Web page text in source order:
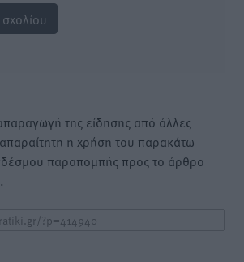
της είδησης από άλλες
απαραίτητη η χρήση του παρακάτω
παραπομπής προς το άρθρο